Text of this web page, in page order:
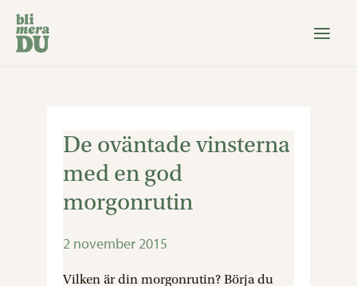
Hoppa
innehåll
De oväntade vinsterna
med en god
morgonrutin
2 november 2015
Vilken är din morgonrutin? Börja du
De
oväntade
vinsterna
med
god